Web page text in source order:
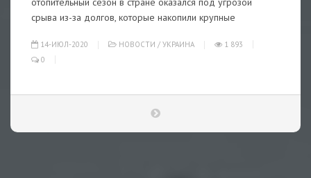
срыва из-за долгов, которые накопили крупные
14-ИЮЛ-2020 НОВОСТИ / УКРАИНА
1 893
0